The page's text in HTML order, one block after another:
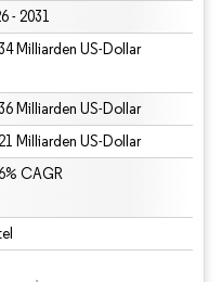
- 2031
Milliarden US-Dollar
Milliarden US-Dollar
Milliarden US-Dollar
CAGR
erfordert Namensnennung